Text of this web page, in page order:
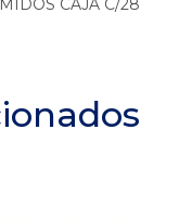
CAJA C/28